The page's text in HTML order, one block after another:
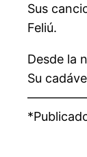
Sus
Feliú.
Desde la
Su